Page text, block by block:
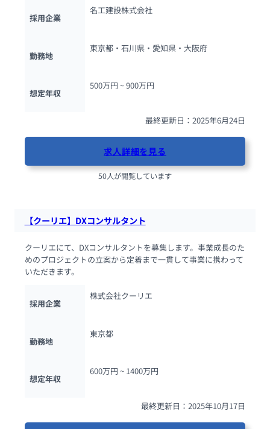
採用企業
名工建設株式会社
勤務地
東京都・石川県・愛知県・大阪府
想定年収
500万円 ~ 900万円
最終更新日：2025年6月24日
求人詳細を見る
50人が閲覧しています
【クーリエ】DXコンサルタント
クーリエにて、DXコンサルタントを募集します。事業成長のた
めのプロジェクトの立案から定着まで一貫して事業に携わって
いただきます。
採用企業
株式会社クーリエ
勤務地
東京都
想定年収
600万円 ~ 1400万円
最終更新日：2025年10月17日